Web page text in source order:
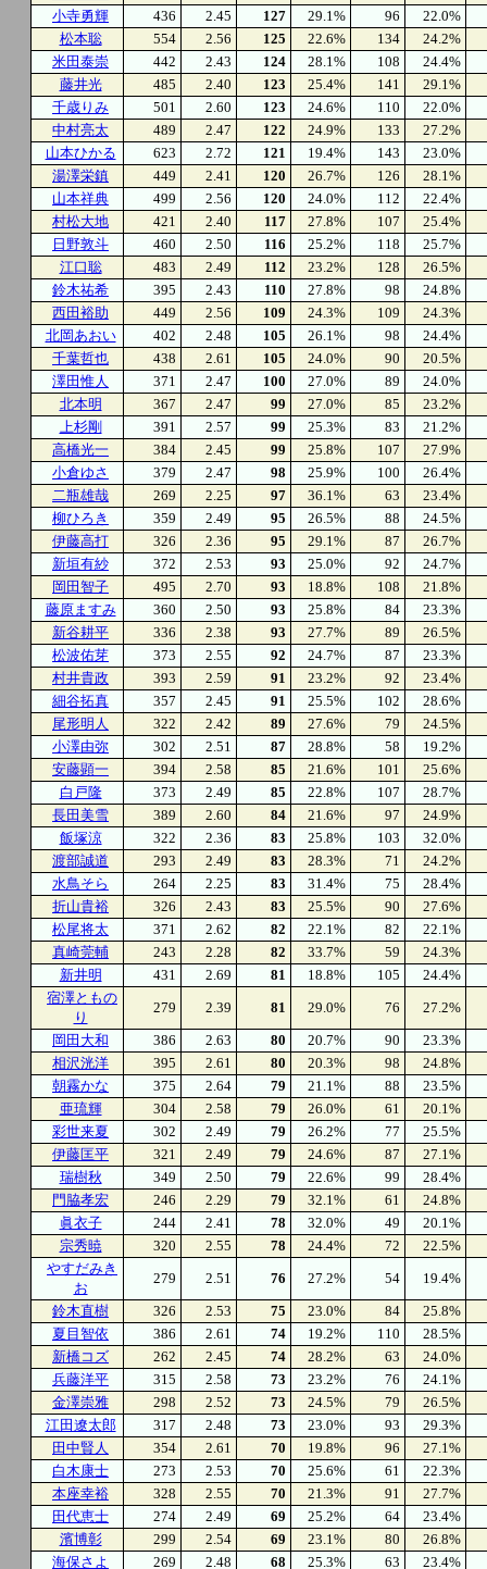
小寺勇輝
436 2.45 127 29.1% 96
22.0%
松本聡
554 2.56 125 22.6% 134
24.2%
米田泰崇
442 2.43 124 28.1% 108
24.4%
藤井光
485 2.40 123 25.4% 141
29.1%
千歳りみ
501 2.60 123 24.6% 110
22.0%
中村亮太
489 2.47 122 24.9% 133
27.2%
山本ひかる
623 2.72 121 19.4% 143
23.0%
湯澤栄鎮
449 2.41 120 26.7% 126
28.1%
山本祥典
499 2.56 120 24.0% 112
22.4%
村松大地
421 2.40 117 27.8% 107
25.4%
日野敦斗
460 2.50 116 25.2% 118
25.7%
江口聡
483 2.49 112 23.2% 128
26.5%
鈴木祐希
395 2.43 110 27.8% 98
24.8%
西田裕助
449 2.56 109 24.3% 109
24.3%
北岡あおい
402 2.48 105 26.1% 98
24.4%
千葉哲也
438 2.61 105 24.0% 90
20.5%
澤田惟人
371 2.47 100 27.0% 89
24.0%
北本明
367 2.47 99 27.0% 85
23.2%
上杉剛
391 2.57 99 25.3% 83
21.2%
高橋光一
384 2.45 99 25.8% 107
27.9%
小倉ゆさ
379 2.47 98 25.9% 100
26.4%
二瓶雄哉
269 2.25 97 36.1% 63
23.4%
柳ひろき
359 2.49 95 26.5% 88
24.5%
伊藤高打
326 2.36 95 29.1% 87
26.7%
新垣有紗
372 2.53 93 25.0% 92
24.7%
岡田智子
495 2.70 93 18.8% 108
21.8%
藤原ますみ
360 2.50 93 25.8% 84
23.3%
新谷耕平
336 2.38 93 27.7% 89
26.5%
松波佑芽
373 2.55 92 24.7% 87
23.3%
村井貴政
393 2.59 91 23.2% 92
23.4%
細谷拓真
357 2.45 91 25.5% 102
28.6%
尾形明人
322 2.42 89 27.6% 79
24.5%
小澤由弥
302 2.51 87 28.8% 58
19.2%
安藤顕一
394 2.58 85 21.6% 101
25.6%
白戸隆
373 2.49 85 22.8% 107
28.7%
長田美雪
389 2.60 84 21.6% 97
24.9%
飯塚涼
322 2.36 83 25.8% 103
32.0%
渡部誠道
293 2.49 83 28.3% 71
24.2%
水鳥そら
264 2.25 83 31.4% 75
28.4%
折山貴裕
326 2.43 83 25.5% 90
27.6%
松尾将太
371 2.62 82 22.1% 82
22.1%
真崎莞輔
243 2.28 82 33.7% 59
24.3%
新井明
431 2.69 81 18.8% 105
24.4%
宿澤ともの
り
279 2.39 81 29.0% 76
27.2%
岡田大和
386 2.63 80 20.7% 90
23.3%
相沢洸洋
395 2.61 80 20.3% 98
24.8%
朝霧かな
375 2.64 79 21.1% 88
23.5%
亜琉輝
304 2.58 79 26.0% 61
20.1%
彩世来夏
302 2.49 79 26.2% 77
25.5%
伊藤匡平
321 2.49 79 24.6% 87
27.1%
瑞樹秋
349 2.50 79 22.6% 99
28.4%
門脇孝宏
246 2.29 79 32.1% 61
24.8%
眞衣子
244 2.41 78 32.0% 49
20.1%
宗秀暁
320 2.55 78 24.4% 72
22.5%
やすだみき
お
279 2.51 76 27.2% 54
19.4%
鈴木直樹
326 2.53 75 23.0% 84
25.8%
夏目智依
386 2.61 74 19.2% 110
28.5%
新橋コズ
262 2.45 74 28.2% 63
24.0%
兵藤洋平
315 2.58 73 23.2% 76
24.1%
金澤崇雅
298 2.52 73 24.5% 79
26.5%
江田遼太郎
317 2.48 73 23.0% 93
29.3%
田中賢人
354 2.61 70 19.8% 96
27.1%
白木康士
273 2.53 70 25.6% 61
22.3%
本座幸裕
328 2.55 70 21.3% 91
27.7%
田代恵士
274 2.49 69 25.2% 64
23.4%
濱博彰
299 2.54 69 23.1% 80
26.8%
海保さよ
269 2.48 68 25.3% 63 23.4%